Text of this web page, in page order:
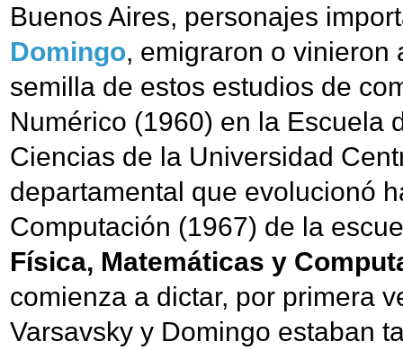
Buenos Aires, personajes
Domingo, emigraron o vinieron
semilla de estos estudios de
Numérico (1960) en la Escuela
Ciencias de la Universidad
departamental que evolucionó
Computación (1967) de la
Física, Matemáticas y
comienza a dictar, por primera
Varsavsky y Domingo estaban